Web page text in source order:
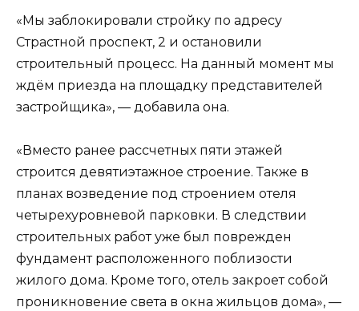
«Мы заблокировали стройку по адресу
Страстной проспект, 2 и остановили
строительный процесс. На данный момент мы
ждём приезда на площадку представителей
застройщика», — добавила она.
«Вместо ранее рассчетных пяти этажей
строится девятиэтажное строение. Также в
планах возведение под строением отеля
четырехуровневой парковки. В следствии
строительных работ уже был поврежден
фундамент расположенного поблизости
жилого дома. Кроме того, отель закроет собой
проникновение света в окна жильцов дома», —